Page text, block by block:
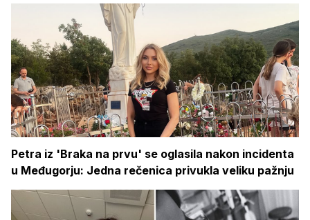
Petra iz 'Braka na prvu' se oglasila nakon incidenta
u Međugorju: Jedna rečenica privukla veliku pažnju